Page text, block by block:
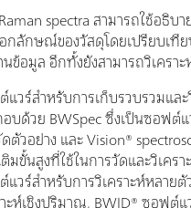
spectra สามารถใช้อธิบา
กลักษณ์ของวัสดุโดยเปรียบเที
ข้อมูล อีกทั้งยังสามารถวิเครา
วร์สำหรับการเก็บรวบรวมและ
บด้วย BWSpec ซึ่งเป็นซอฟต์
ตัวอย่าง และ Vision®
มขั้นสูงที่ใช้ในการวัดและวิเคร
วร์สำหรับการวิเคราะห์หลายตั
ะห์เชิงปริมาณ, BWID® ซอฟต์